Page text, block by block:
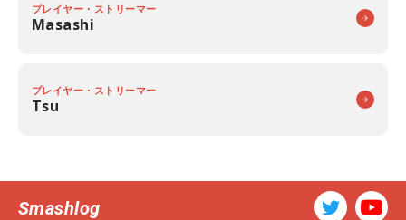
プレイヤー・ストリーマー
Masashi
プレイヤー・ストリーマー
Tsu
Smashlog